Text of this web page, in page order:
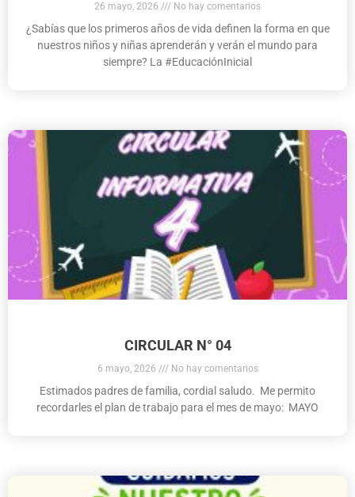
26 mayo, 2026 No hay comentarios
​¿Sabías que los primeros años de vida definen la forma en que
nuestros niños y niñas aprenderán y verán el mundo para
siempre? ​La #EducaciónInicial
CIRCULAR N° 04
6 mayo, 2026 No hay comentarios
Estimados padres de familia, cordial saludo. Me permito
recordarles el plan de trabajo para el mes de mayo: MAYO